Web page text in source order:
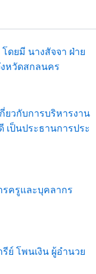
ดยมี นางสัจจา ฝ่าย
หวัดสกลนคร
ยวกับการบริหารงาน
เป็นประธานการประ
รครูและบุคลากร
ย์ โพนเงิน ผู้อำนวย